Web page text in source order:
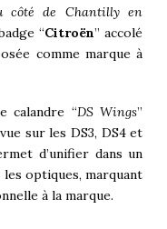
côté de Chantilly en
“Citroën” accolé
comme marque à
calandre “DS Wings”
sur les DS3, DS4 et
d’unifier dans un
optiques, marquant
à la marque.